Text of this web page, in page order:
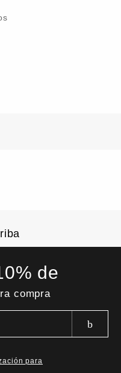
s
de
compra
para